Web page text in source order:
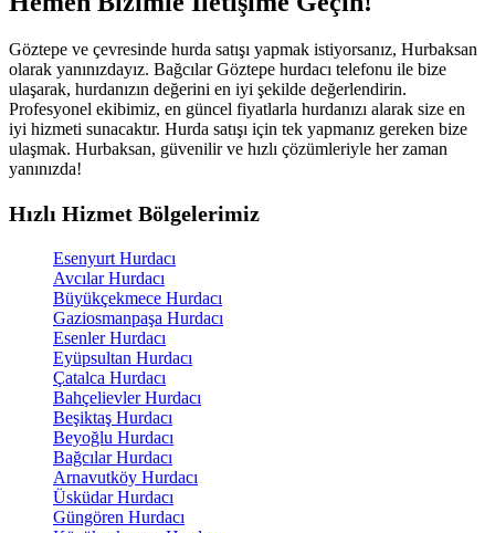
Göztepe ve çevresinde hurda satışı yapmak istiyorsanız, Hurbaksan
olarak yanınızdayız. Bağcılar Göztepe hurdacı telefonu ile bize
ulaşarak, hurdanızın değerini en iyi şekilde değerlendirin.
Profesyonel ekibimiz, en güncel fiyatlarla hurdanızı alarak size en
iyi hizmeti sunacaktır. Hurda satışı için tek yapmanız gereken bize
ulaşmak. Hurbaksan, güvenilir ve hızlı çözümleriyle her zaman
yanınızda!
Hızlı Hizmet Bölgelerimiz
Esenyurt Hurdacı
Avcılar Hurdacı
Büyükçekmece Hurdacı
Gaziosmanpaşa Hurdacı
Esenler Hurdacı
Eyüpsultan Hurdacı
Çatalca Hurdacı
Bahçelievler Hurdacı
Beşiktaş Hurdacı
Beyoğlu Hurdacı
Bağcılar Hurdacı
Arnavutköy Hurdacı
Üsküdar Hurdacı
Güngören Hurdacı